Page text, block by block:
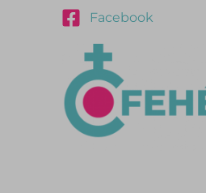
Facebook